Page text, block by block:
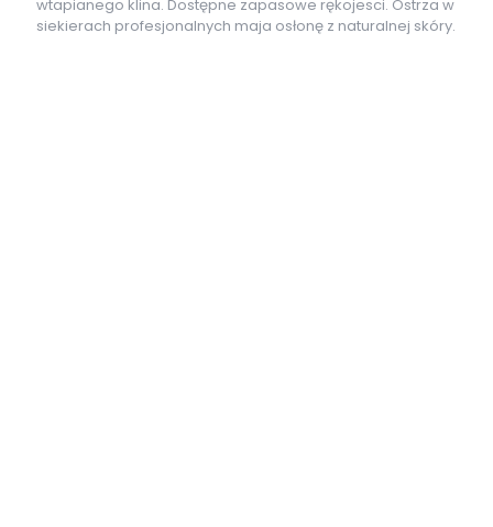
wtapianego klina. Dostępne zapasowe rękojesci. Ostrza w
siekierach profesjonalnych maja osłonę z naturalnej skóry.